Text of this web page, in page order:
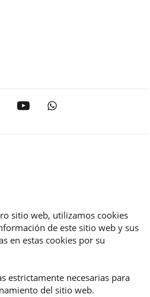
sitio web, utilizamos cookies
de este sitio web y sus
en estas cookies por su
estrictamente necesarias para
del sitio web.